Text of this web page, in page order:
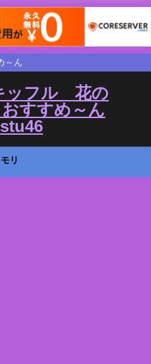
～ん
ッフル 花の
すすめ～ん
リ